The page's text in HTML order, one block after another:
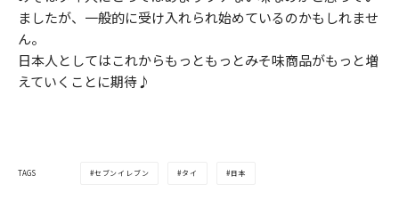
ましたが、一般的に受け入れられ始めているのかもしれませ
ん。
日本人としてはこれからもっともっとみそ味商品がもっと増
えていくことに期待♪
TAGS セブンイレブン タイ 日本